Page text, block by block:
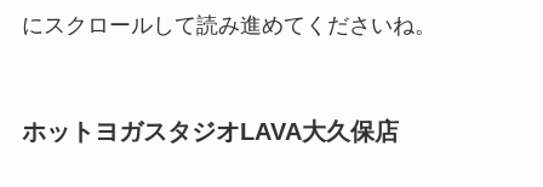
にスクロールして読み進めてくださいね。
ホットヨガスタジオLAVA大久保店